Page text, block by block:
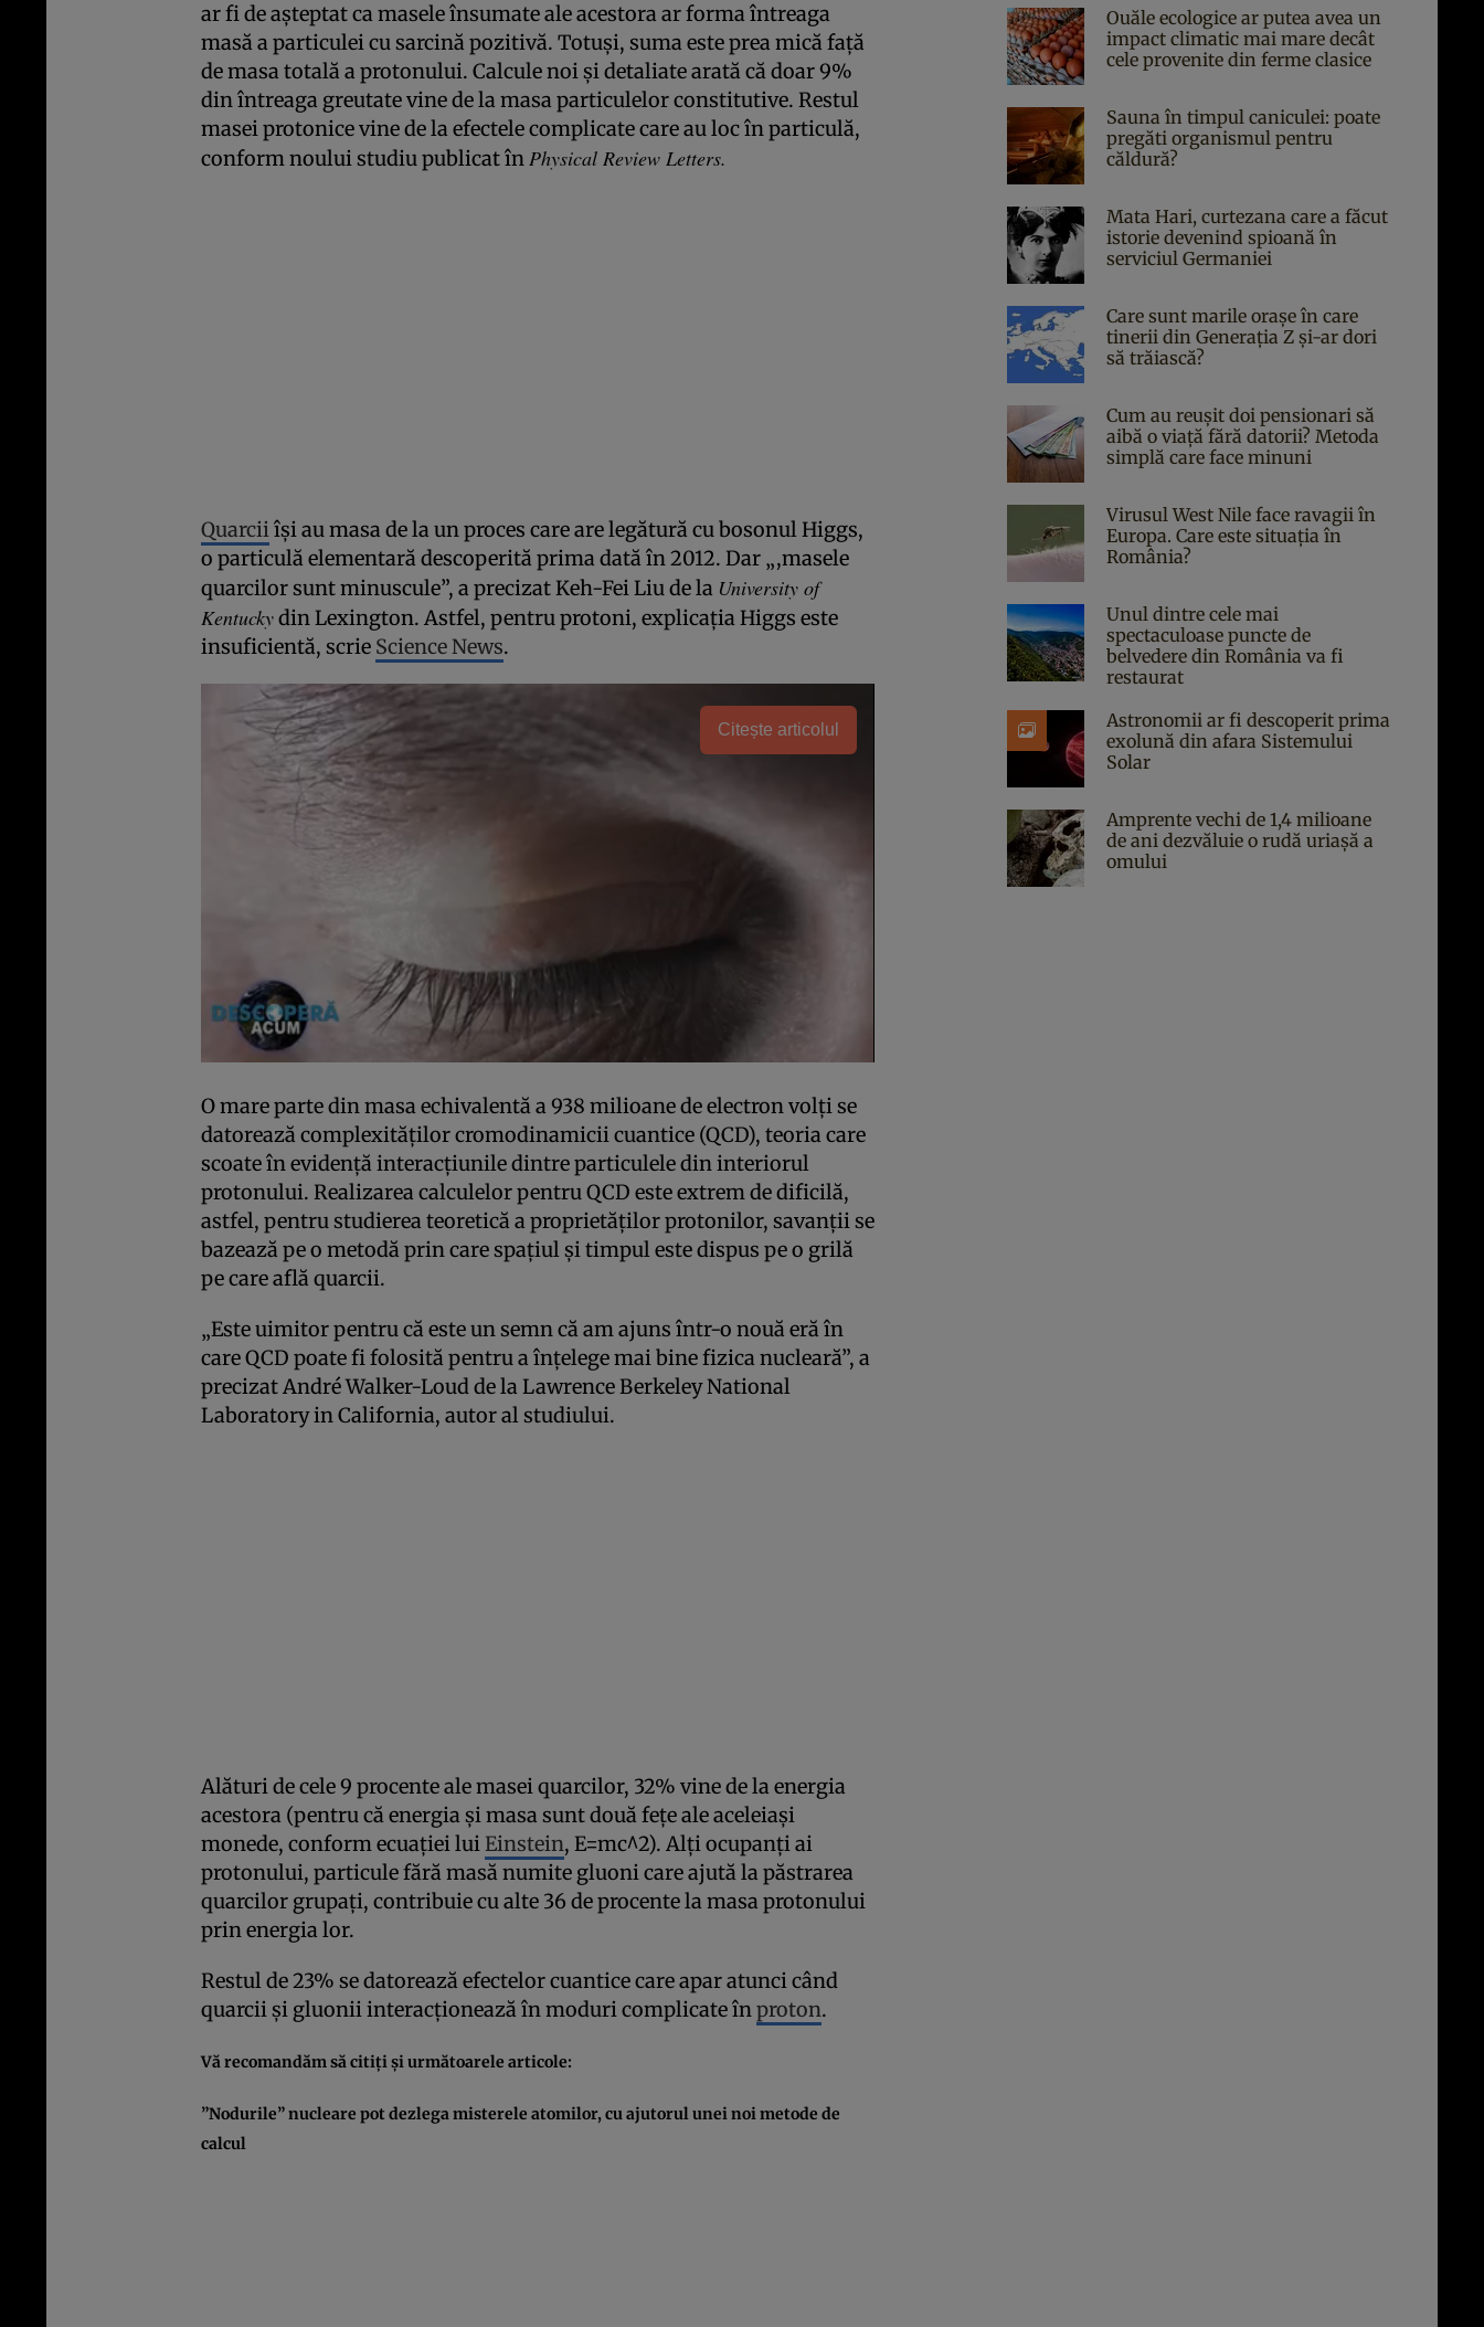
ar fi de aşteptat ca masele însumate ale acestora ar forma întreaga
masă a particulei cu sarcină pozitivă. Totuşi, suma este prea mică faţă
de masa totală a protonului. Calcule noi şi detaliate arată că doar 9%
din întreaga greutate vine de la masa particulelor constitutive. Restul
masei protonice vine de la efectele complicate care au loc în particulă,
conform noului studiu publicat înPhysical Review Letters.
Quarciiîşi au masa de la un proces care are legătură cu bosonul Higgs,
o particulă elementară descoperită prima dată în 2012. Dar „,masele
quarcilor sunt minuscule”, a precizat Keh-Fei Liu de la University of
Kentuckydin Lexington. Astfel, pentru protoni, explicaţia Higgs este
insuficientă, scrie Science News.
Citește articolul
O mare parte din masa echivalentă a 938 milioane de electron volţi se
datorează complexităţilor cromodinamicii cuantice (QCD), teoria care
scoate în evidenţă interacţiunile dintre particulele din interiorul
protonului. Realizarea calculelor pentru QCD este extrem de dificilă,
astfel, pentru studierea teoretică a proprietăţilor protonilor, savanţii se
bazează pe o metodă prin care spaţiul şi timpul este dispus pe o grilă
pe care află quarcii.
„Este uimitor pentru că este un semn că am ajuns într-o nouă eră în
care QCD poate fi folosită pentru a înţelege mai bine fizica nucleară”, a
precizat André Walker-Loud de la Lawrence Berkeley National
Laboratory in California, autor al studiului.
Alături de cele 9 procente ale masei quarcilor, 32% vine de la energia
acestora (pentru că energia şi masa sunt două feţe ale aceleiaşi
monede, conform ecuaţiei luiEinstein, E=mc^2). Alţi ocupanţi ai
protonului, particule fără masă numite gluoni care ajută la păstrarea
quarcilor grupaţi, contribuie cu alte 36 de procente la masa protonului
prin energia lor.
Restul de 23% se datorează efectelor cuantice care apar atunci când
quarcii şi gluonii interacţionează în moduri complicate înproton.
Vă recomandăm să citiţi şi următoarele articole:
”Nodurile” nucleare pot dezlega misterele atomilor, cu ajutorul unei noi metode de
calcul
Ouăle ecologice ar putea avea un
impact climatic mai mare decât
cele provenite din ferme clasice
Sauna în timpul caniculei: poate
pregăti organismul pentru
căldură?
Mata Hari, curtezana care a făcut
istorie devenind spioană în
serviciul Germaniei
Care sunt marile orașe în care
tinerii din Generația Z și-ar dori
să trăiască?
Cum au reușit doi pensionari să
aibă o viață fără datorii? Metoda
simplă care face minuni
Virusul West Nile face ravagii în
Europa. Care este situația în
România?
Unul dintre cele mai
spectaculoase puncte de
belvedere din România va fi
restaurat
Astronomii ar fi descoperit prima
exolună din afara Sistemului
Solar
Amprente vechi de 1,4 milioane
de ani dezvăluie o rudă uriașă a
omului